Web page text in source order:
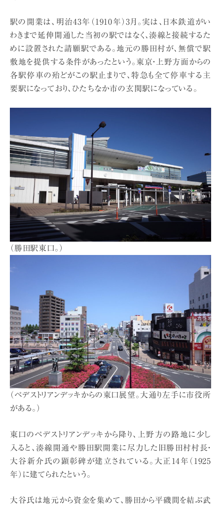
駅の開業は、明治43年（1910年）3月。実は、日本鉄道がい
わきまで延伸開通した当初の駅ではなく、湊線と接続するた
めに設置された請願駅である。地元の勝田村が、無償で駅
敷地を提供する条件があったという。東京・上野方面からの
各駅停車の殆どがこの駅止まりで、特急も全て停車する主
要駅になっており、ひたちなか市の玄関駅になっている。
（勝田駅東口。）
（ペデストリアンデッキからの東口展望。大通り左手に市役所
がある。）
東口のペデストリアンデッキから降り、上野方の路地に少し
入ると、湊線開通や勝田駅開業に尽力した旧勝田村村長・
大谷新介氏の顕彰碑が建立されている。大正14年（1925
年）に建てられたという。
大谷氏は地元から資金を集めて、勝田から平磯間を結ぶ武